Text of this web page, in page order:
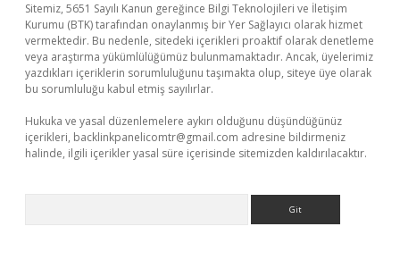
Sitemiz, 5651 Sayılı Kanun gereğince Bilgi Teknolojileri ve İletişim
Kurumu (BTK) tarafından onaylanmış bir Yer Sağlayıcı olarak hizmet
vermektedir. Bu nedenle, sitedeki içerikleri proaktif olarak denetleme
veya araştırma yükümlülüğümüz bulunmamaktadır. Ancak, üyelerimiz
yazdıkları içeriklerin sorumluluğunu taşımakta olup, siteye üye olarak
bu sorumluluğu kabul etmiş sayılırlar.
Hukuka ve yasal düzenlemelere aykırı olduğunu düşündüğünüz
içerikleri, backlinkpanelicomtr@gmail.com adresine bildirmeniz
halinde, ilgili içerikler yasal süre içerisinde sitemizden kaldırılacaktır.